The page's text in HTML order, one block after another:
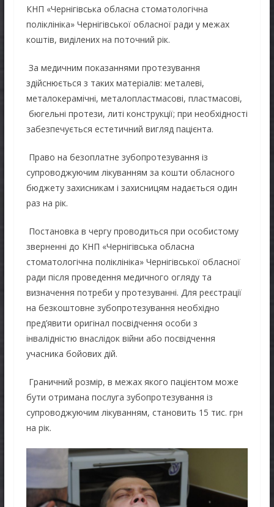
КНП «Чернігівська обласна стоматологічна
поліклініка» Чернігівської обласної ради у межах
коштів, виділених на поточний рік.
За медичним показаннями протезування
здійснюється з таких матеріалів: металеві,
металокерамічні, металопластмасові, пластмасові,
бюгельні протези, литі конструкції; при необхідності
забезпечується естетичний вигляд пацієнта.
Право на безоплатне зубопротезування із
супроводжуючим лікуванням за кошти обласного
бюджету захисникам і захисницям надається один
раз на рік.
Постановка в чергу проводиться при особистому
зверненні до КНП «Чернігівська обласна
стоматологічна поліклініка» Чернігівської обласної
ради після проведення медичного огляду та
визначення потреби у протезуванні. Для реєстрації
на безкоштовне зубопротезування необхідно
пред’явити оригінал посвідчення особи з
інвалідністю внаслідок війни або посвідчення
учасника бойових дій.
Граничний розмір, в межах якого пацієнтом може
бути отримана послуга зубопротезування із
супроводжуючим лікуванням, становить 15 тис. грн
на рік.